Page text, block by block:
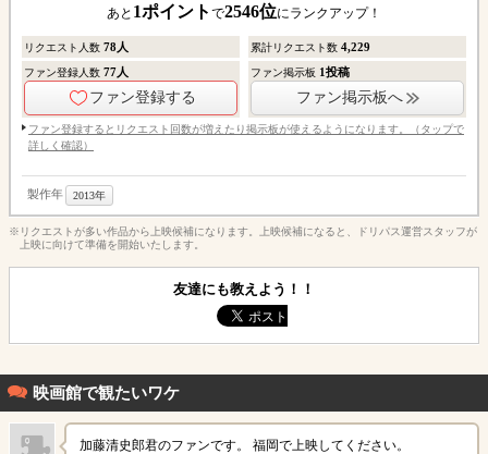
あと 1ポイント で2546位にランクアップ！
リクエスト人数 78人 累計リクエスト数4,229
ファン登録人数 77人
ファン登録する
ファン掲示板 1投稿
ファン掲示板へ
ファン登録するとリクエスト回数が増えたり掲示板が使えるようになります。（タップで
詳しく確認）
製作年 2013年
※リクエストが多い作品から上映候補になります。上映候補になると、ドリパス運営スタッフが
上映に向けて準備を開始いたします。
友達にも教えよう！！
映画館で観たいワケ
加藤清史郎君のファンです。 福岡で上映してください。